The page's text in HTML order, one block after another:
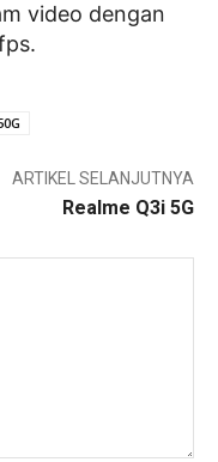
video dengan
ARTIKEL SELANJUTNYA
Realme Q3i 5G